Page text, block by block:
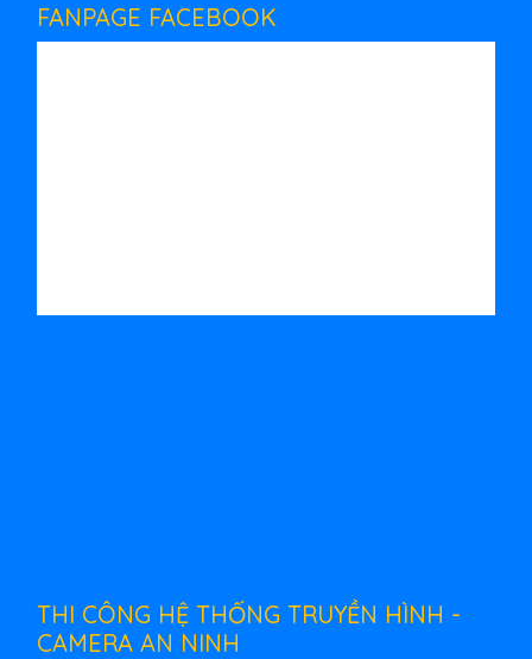
FANPAGE FACEBOOK
THI CÔNG HỆ THỐNG TRUYỀN HÌNH -
CAMERA AN NINH